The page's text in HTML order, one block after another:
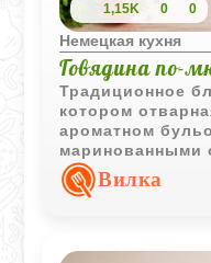
1,15K 0 0
Немецкая кухня
Говядина по-
Традиционное
котором
ароматном
маринованными
сочетание
выразительный
Вилка